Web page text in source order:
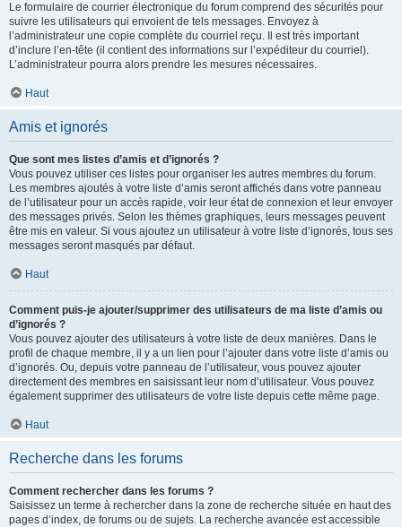
Le formulaire de courrier électronique du forum comprend des sécurités pour
suivre les utilisateurs qui envoient de tels messages. Envoyez à
l’administrateur une copie complète du courriel reçu. Il est très important
d’inclure l’en-tête (il contient des informations sur l’expéditeur du courriel).
L’administrateur pourra alors prendre les mesures nécessaires.
Haut
Amis et ignorés
Que sont mes listes d’amis et d’ignorés ?
Vous pouvez utiliser ces listes pour organiser les autres membres du forum.
Les membres ajoutés à votre liste d’amis seront affichés dans votre panneau
de l’utilisateur pour un accès rapide, voir leur état de connexion et leur envoyer
des messages privés. Selon les thèmes graphiques, leurs messages peuvent
être mis en valeur. Si vous ajoutez un utilisateur à votre liste d’ignorés, tous ses
messages seront masqués par défaut.
Haut
Comment puis-je ajouter/supprimer des utilisateurs de ma liste d’amis ou
d’ignorés ?
Vous pouvez ajouter des utilisateurs à votre liste de deux manières. Dans le
profil de chaque membre, il y a un lien pour l’ajouter dans votre liste d’amis ou
d’ignorés. Ou, depuis votre panneau de l’utilisateur, vous pouvez ajouter
directement des membres en saisissant leur nom d’utilisateur. Vous pouvez
également supprimer des utilisateurs de votre liste depuis cette même page.
Haut
Recherche dans les forums
Comment rechercher dans les forums ?
Saisissez un terme à rechercher dans la zone de recherche située en haut des
pages d’index, de forums ou de sujets. La recherche avancée est accessible